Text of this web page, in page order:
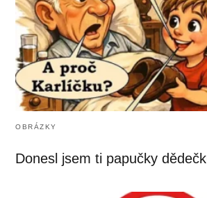
OBRÁZKY
Donesl jsem ti papučky